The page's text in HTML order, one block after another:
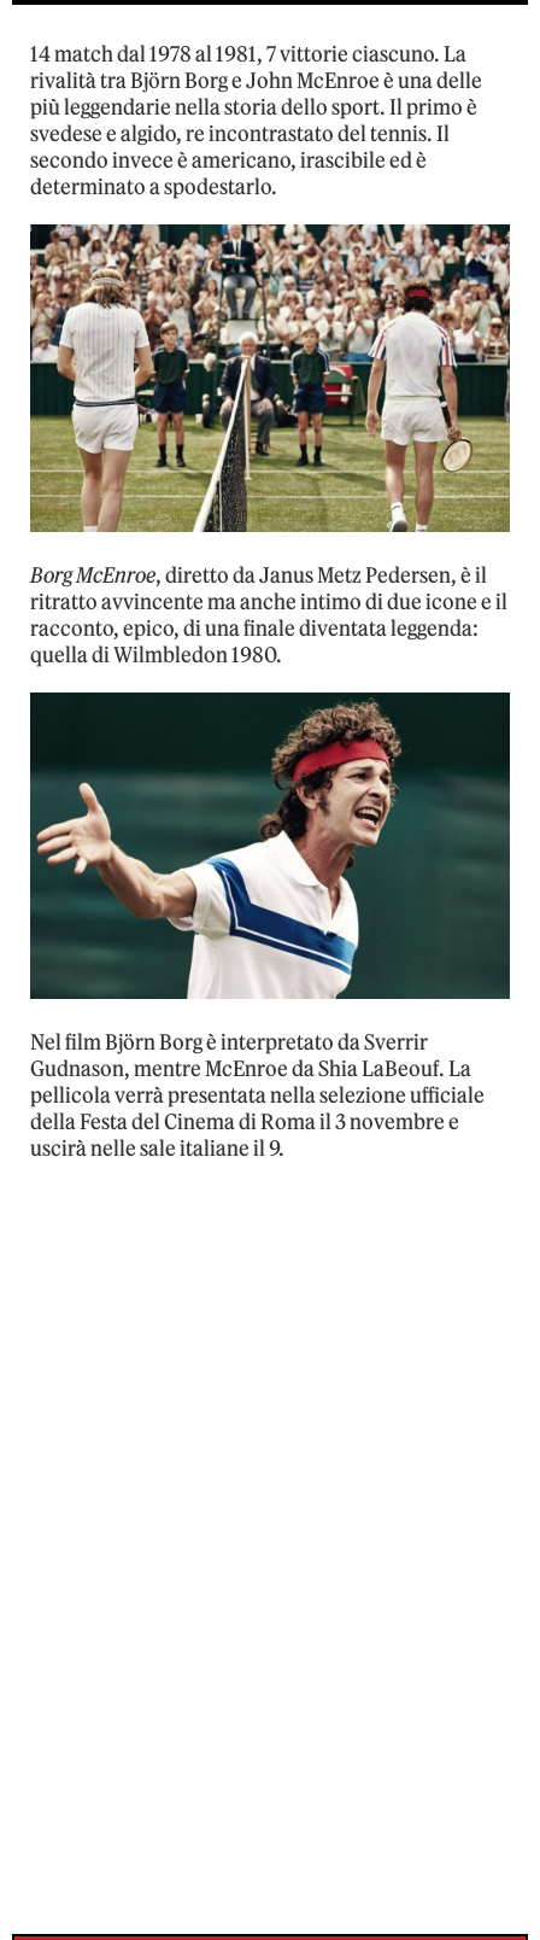
14 match dal 1978 al 1981, 7 vittorie ciascuno. La
rivalità tra Björn Borg e John McEnroe è una delle
più leggendarie nella storia dello sport. Il primo è
svedese e algido, re incontrastato del tennis. Il
secondo invece è americano, irascibile ed è
determinato a spodestarlo.
Borg McEnroe, diretto da Janus Metz Pedersen, è il
ritratto avvincente ma anche intimo di due icone e il
racconto, epico, di una finale diventata leggenda:
quella di Wilmbledon 1980.
Nel film Björn Borg è interpretato da Sverrir
Gudnason, mentre McEnroe da Shia LaBeouf. La
pellicola verrà presentata nella selezione ufficiale
della Festa del Cinema di Roma il 3 novembre e
uscirà nelle sale italiane il 9.